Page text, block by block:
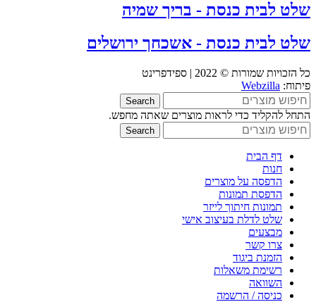
שלט לבית כנסת - בריך שמיה
שלט לבית כנסת - אשכחך ירושלים
כל הזכויות שמורות © 2022 | ספידפרינט
פיתוח: Webzilla
Search
התחל להקליד כדי לראות מוצרים שאתה מחפש.
Search
דף הבית
חנות
הדפסה על מוצרים
הדפסת תמונות
תמונות חיתוך לייזר
שלט לדלת בעיצוב אישי
מבצעים
צרו קשר
הזמנת ביגוד
רשימת משאלות
השוואה
כניסה / הרשמה